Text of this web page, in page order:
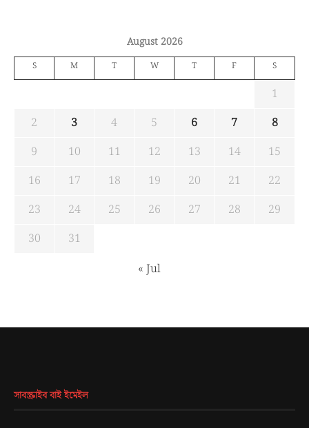
August 2026
S M T W T F S
1
2
3 4 5 6 7
8
9
10 11 12 13 14
15
16
17 18 19 20 21
22
23
24 25 26 27 28
29
30
31
« Jul
সাবস্ক্রাইব বাই ইমেইল